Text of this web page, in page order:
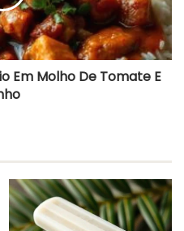
Em Molho De Tomate E